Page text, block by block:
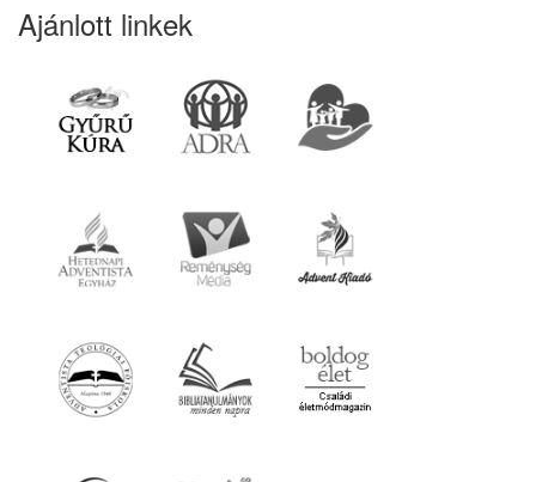
Ajánlott linkek